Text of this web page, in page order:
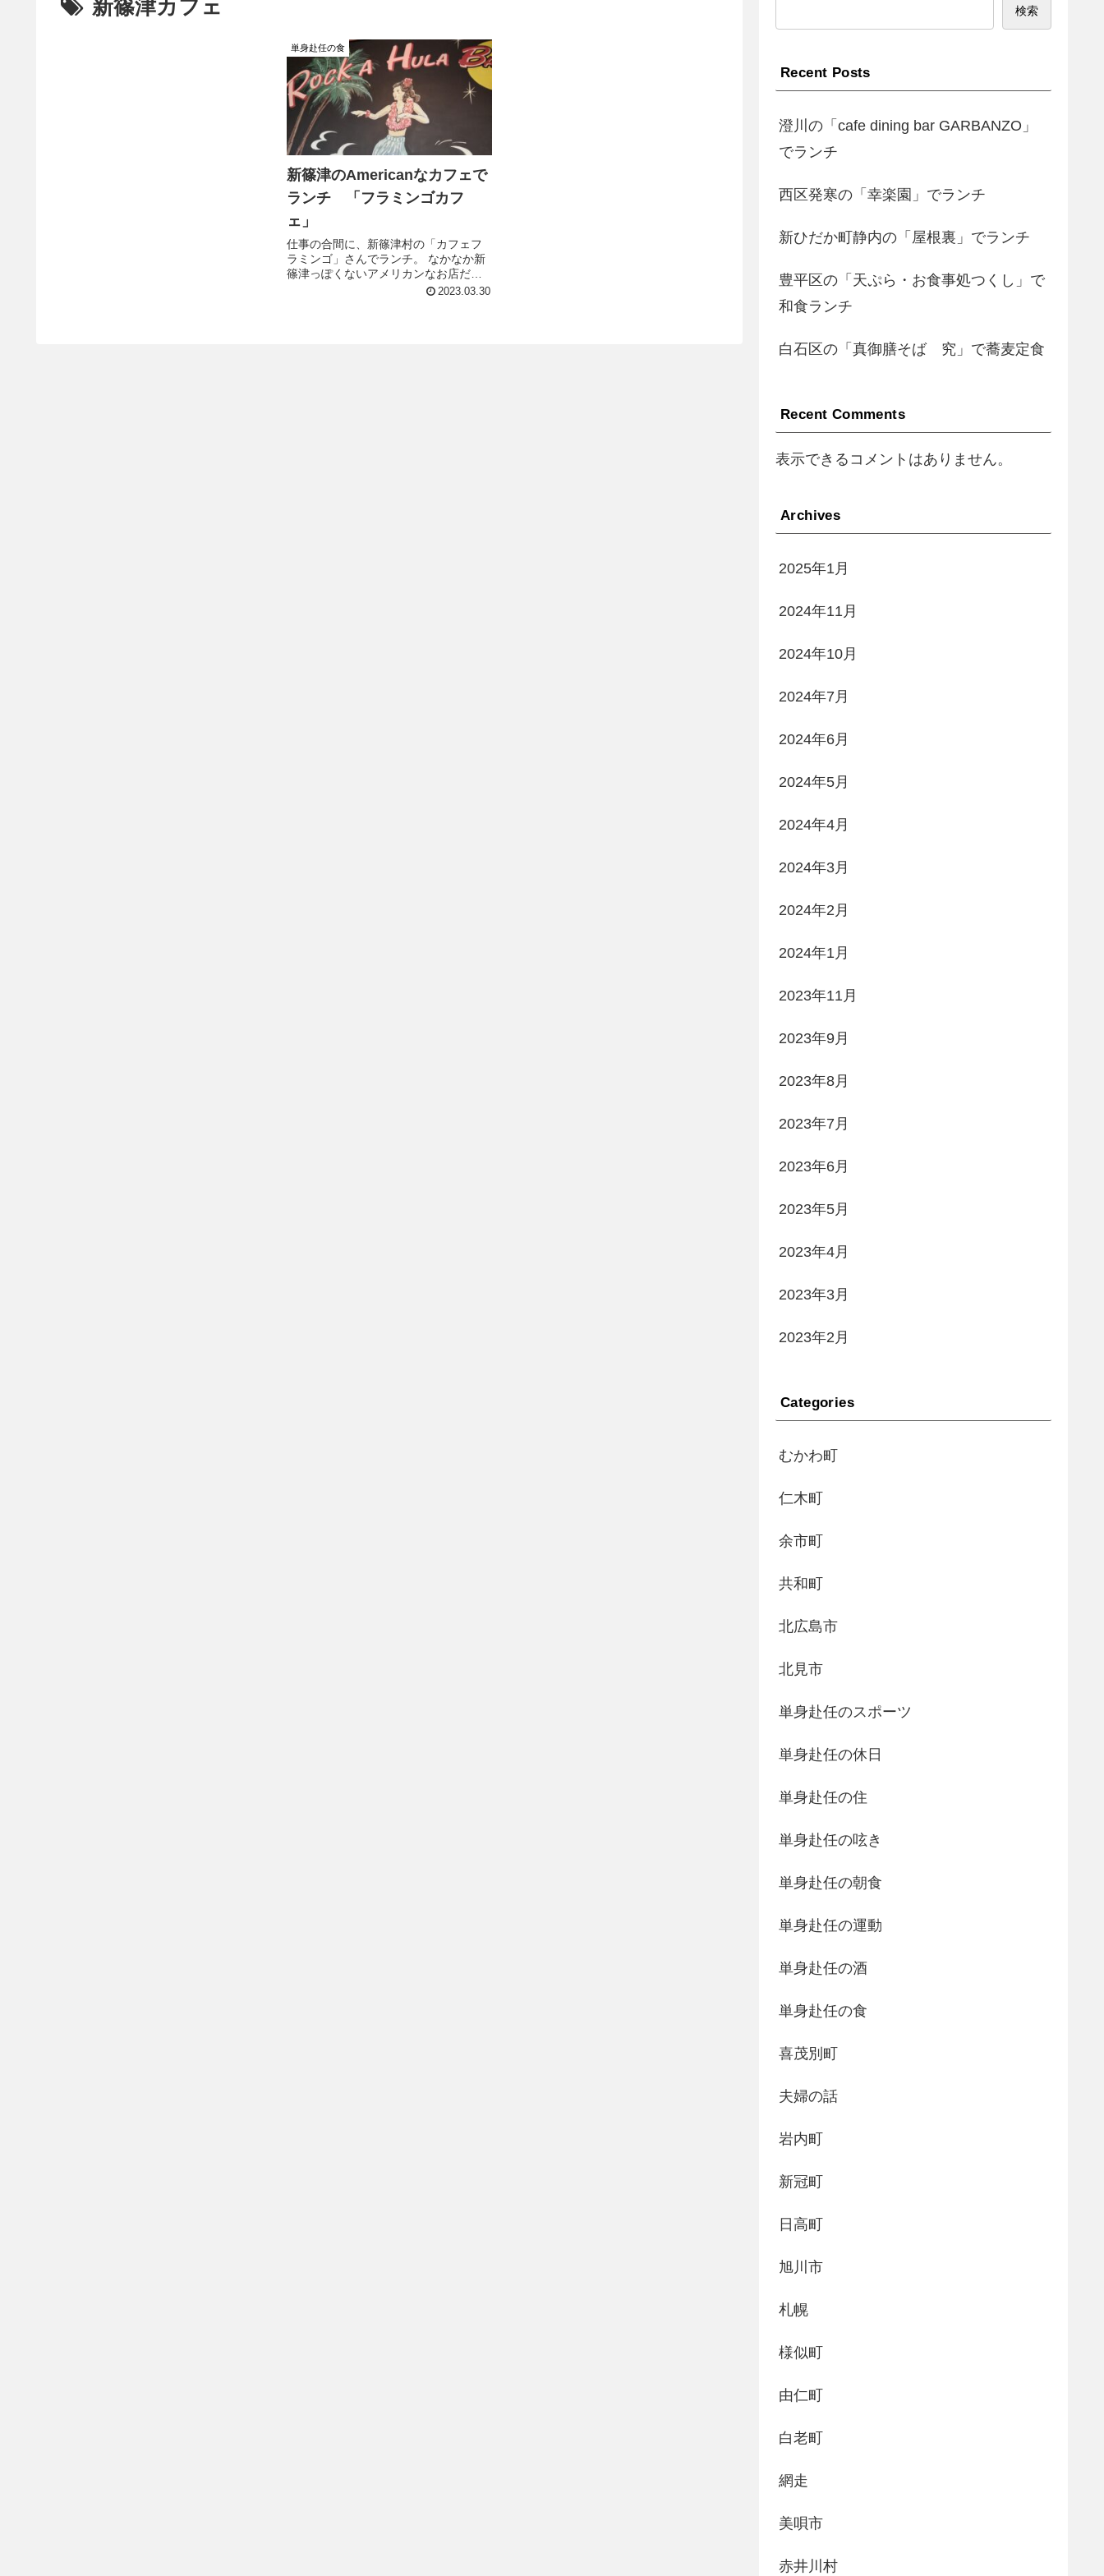
新篠津カフェ
単身赴任の食
新篠津のAmericanなカフェで
ランチ 「フラミンゴカフ
ェ」
仕事の合間に、新篠津村の「カフェフ
ラミンゴ」さんでランチ。 なかなか新
篠津っぽくないアメリカンなお店だけ
ど、メニューも面白い。 ジェノベーゼ
2023.03.30
検索
Recent Posts
澄川の「cafe dining bar GARBANZO」
でランチ
西区発寒の「幸楽園」でランチ
新ひだか町静内の「屋根裏」でランチ
豊平区の「天ぷら・お食事処つくし」で
和食ランチ
白石区の「真御膳そば 究」で蕎麦定食
Recent Comments
表示できるコメントはありません。
Archives
2025年1月
2024年11月
2024年10月
2024年7月
2024年6月
2024年5月
2024年4月
2024年3月
2024年2月
2024年1月
2023年11月
2023年9月
2023年8月
2023年7月
2023年6月
2023年5月
2023年4月
2023年3月
2023年2月
Categories
むかわ町
仁木町
余市町
共和町
北広島市
北見市
単身赴任のスポーツ
単身赴任の休日
単身赴任の住
単身赴任の呟き
単身赴任の朝食
単身赴任の運動
単身赴任の酒
単身赴任の食
喜茂別町
夫婦の話
岩内町
新冠町
日高町
旭川市
札幌
様似町
由仁町
白老町
網走
美唄市
赤井川村